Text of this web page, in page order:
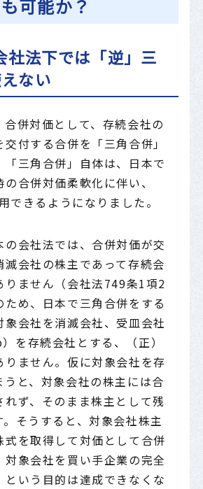
可能か？
社法下では「逆」三
ない
併対価として、存続会社の
付する合併を「三角合併」
「三角合併」自体は、日本で
合併対価柔軟化に伴い、
できるようになりました。
の会社法では、合併対価が交
滅会社の株主であって存続会
りません（会社法749条1項2
め、日本で三角合併をする
象会社を消滅会社、受皿会社
を存続会社とする、（正）
りません。仮に対象会社を存
と、対象会社の株主には合
ず、そのまま株主として残
。そうすると、対象会社株主
式を取得して対価として合併
対象会社を買い手企業の完全
という目的は達成できなくな